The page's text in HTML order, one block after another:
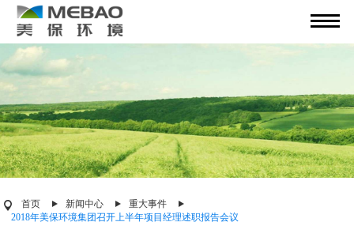
首页 新闻中心
重大事件
2018年美保环境集团召开上半年项目经理述职报告会议